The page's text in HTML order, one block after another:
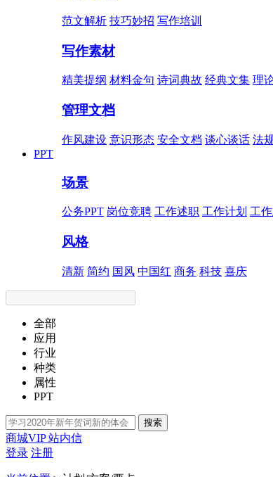
范文解析 技巧妙招 写作培训
写作素材
精美提纲 材料金句 诗词典故 经典文集 理
管理文档
作风建设 意识形态 安全文档 谈心谈话 法
PPT
场景
公务PPT 岗位竞聘 工作述职 工作计划 工
风格
清新 简约 国风 中国红 商务 科技 喜庆
全部
应用
行业
种类
属性
PPT
搜索
商城VIP站内信
登录 注册